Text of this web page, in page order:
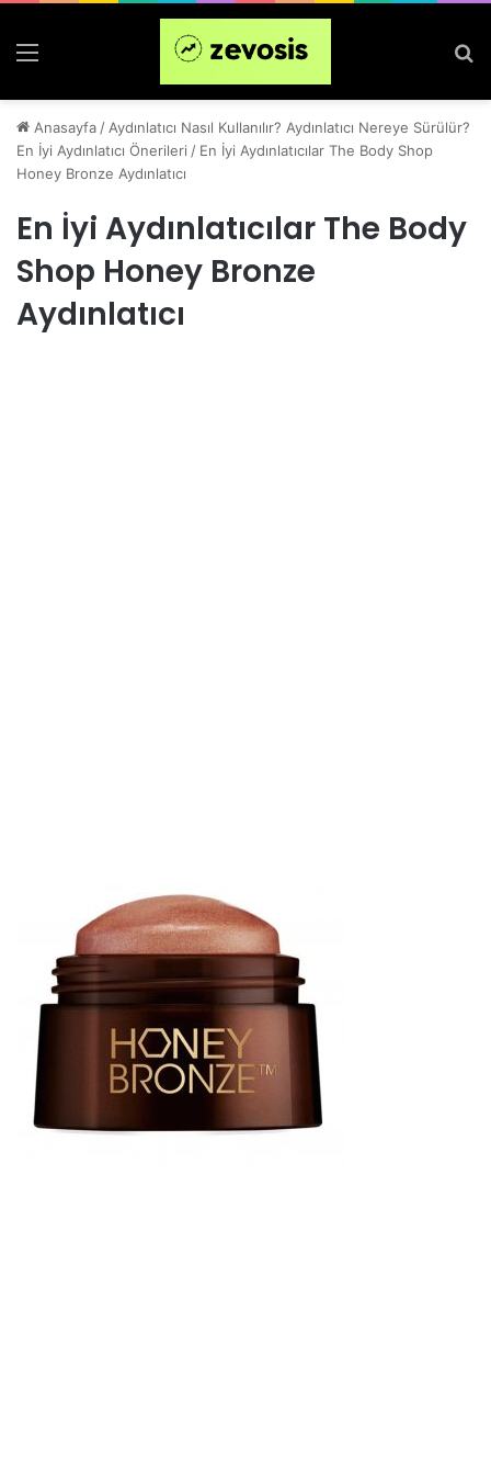
Menü
Anasayfa / Aydınlatıcı Nasıl Kullanılır? Aydınlatıcı Nereye Sürülür?
En İyi Aydınlatıcı Önerileri / En İyi Aydınlatıcılar The Body Shop
Honey Bronze Aydınlatıcı
En İyi Aydınlatıcılar The Body
Shop Honey Bronze
Aydınlatıcı